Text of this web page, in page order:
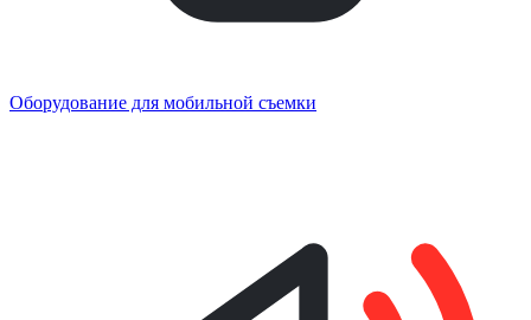
Оборудование для мобильной съемки